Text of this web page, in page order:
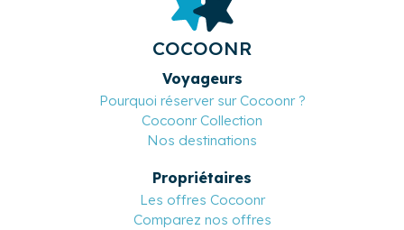
COCOONR
Voyageurs
Pourquoi réserver sur Cocoonr ?
Cocoonr Collection
Nos destinations
Propriétaires
Les offres Cocoonr
Comparez nos offres